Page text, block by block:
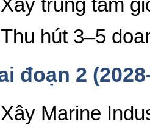
Xây trung tâm
Thu hút 3–5
đoạn 2
Xây Marine